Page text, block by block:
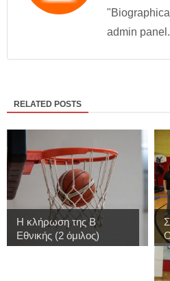
admin panel.
RELATED POSTS
Η κλήρωση της Β
Εθνικής (2 όμιλος)